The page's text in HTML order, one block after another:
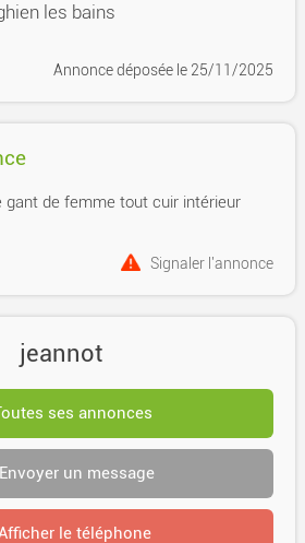
les bains
Annonce déposée le 25/11/2025
gant de femme tout cuir intérieur
Signaler l'annonce
jeannot
ses annonces
Envoyer un message
le téléphone